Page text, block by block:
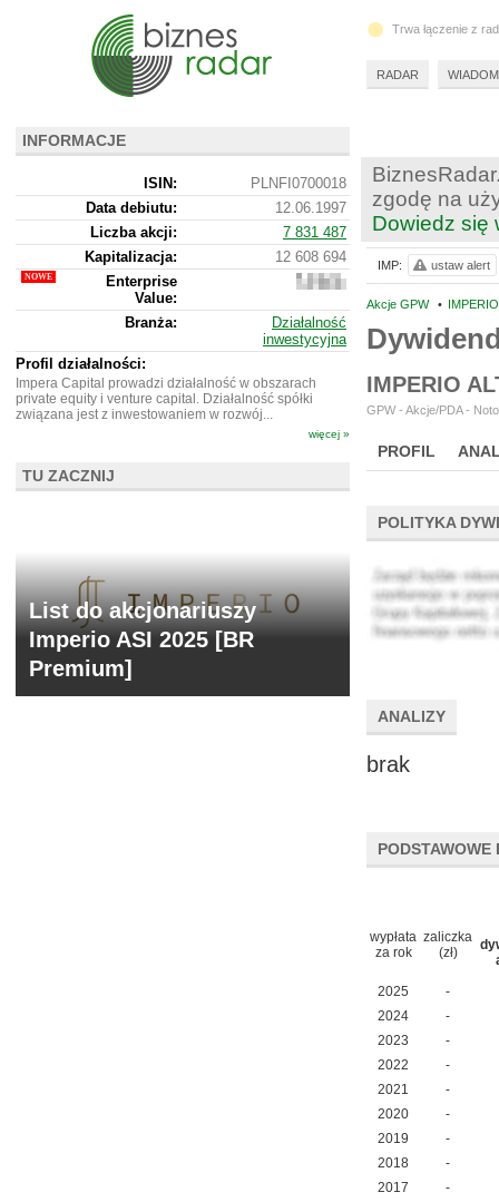
zgodę na
Dowiedz się
Akcje GPW •
IMPERIO
GPW - Akcje/PDA -
PROFIL
POLITYKA
ANALIZY
brak
PODSTAWOWE
wypłata
za rok
zaliczka
(zł)
2025
-
2024
-
2023
-
2022
-
2021
-
2020
-
2019
-
2018
-
2017
-
IMP: ustaw alert
INFORMACJE
ISIN:
PLNFI0700018
Data debiutu:
12.06.1997
Liczba akcji:
7 831 487
Kapitalizacja:
12 608 694
Enterprise
Value:
11
694
Branża:
Działalność
inwestycyjna
Profil działalności:
Impera Capital prowadzi działalność w obszarach
private equity i venture capital. Działalność spółki
związana jest z inwestowaniem w rozwój...
więcej »
TU ZACZNIJ
List do akcjonariuszy
Imperio ASI 2025 [BR
Premium]
Trwa łączenie z
RADAR